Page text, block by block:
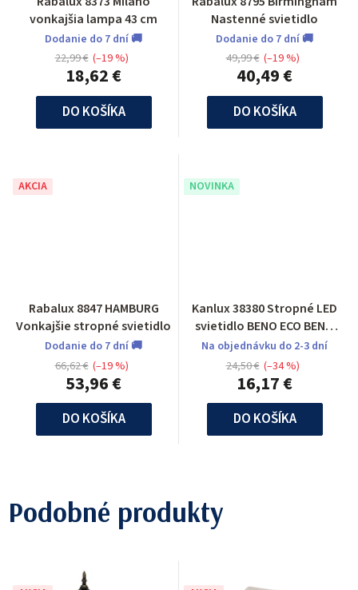
vonkajšia lampa 43 cm
Dodanie do 7 dní 🚚
18,62 €
22,99 € (–19 %)
DO KOŠÍKA
Nastenné svietidlo
Dodanie do 7 dní 🚚
40,49 €
49,99 € (–19 %)
DO KOŠÍKA
AKCIA
Rabalux 8847 HAMBURG
Vonkajšie stropné svietidlo
Dodanie do 7 dní 🚚
53,96 €
66,62 € (–19 %)
DO KOŠÍKA
NOVINKA
Kanlux 38380 Stropné LED
svietidlo BENO ECO BENO
ECO 12W CCT O W
Na objednávku do 2-3 dní
16,17 €
24,50 € (–34 %)
DO KOŠÍKA
Podobné produkty